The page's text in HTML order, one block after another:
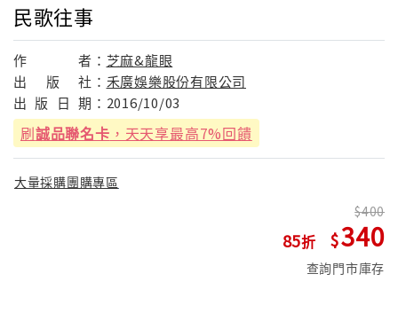
民歌往事
作 者： 芝麻&龍眼
出
版 社： 禾廣娛樂股份有限公司
出 版 日 期： 2016/10/03
刷誠品聯名卡 ，天天享最高7%回饋
大量採購團購專區
85
400
340
查詢門市庫存